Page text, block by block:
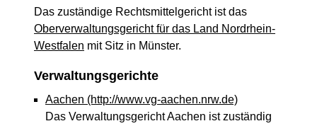
Das zuständige Rechtsmittelgericht ist das
Oberverwaltungsgericht für das Land Nordrhein-
Westfalen mit Sitz in Münster.
Verwaltungsgerichte
Aachen (http://www.vg-aachen.nrw.de)
Das Verwaltungsgericht Aachen ist zuständig